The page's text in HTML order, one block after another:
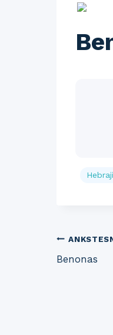
Post
Benonas